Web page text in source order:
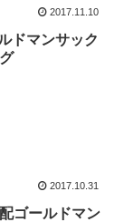
2017.11.10
ドマンサック
2017.10.31
ゴールドマン